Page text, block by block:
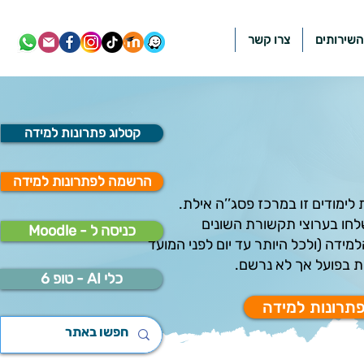
קטלוג פתרונות למידה
הרשמה לפתרונות למידה
Moodle - כניסה ל
כלי AI - טופ 6
השירותים צרו קשר
זו במרכז פסג’’ה אילת.
בערוצי תקשורת השונים
(ולכל היותר עד יום לפני המועד
למידה